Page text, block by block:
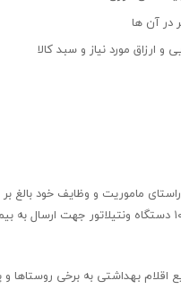
در آن ها
ارزاق مورد نیاز و سبد کالا
راستای ماموریت و وظایف خود بالغ بر
بهداشتی به برخی روستاها